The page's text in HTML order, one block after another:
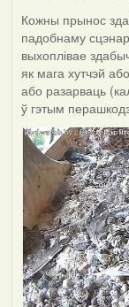
Кожны прынос
падобнаму
выхоплівае
як мага хутчэй
або разарваць
ў гэтым